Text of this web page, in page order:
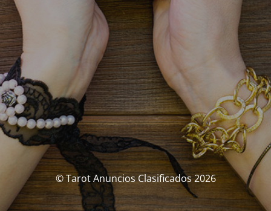
© Tarot Anuncios Clasificados 2026